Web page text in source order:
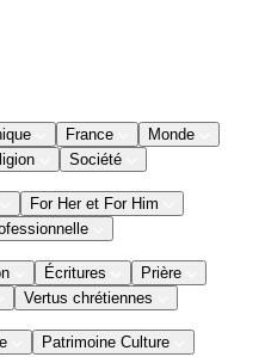
France
Monde
Société
For Her et For Him
Écritures
Prière
Vertus chrétiennes
Patrimoine Culture